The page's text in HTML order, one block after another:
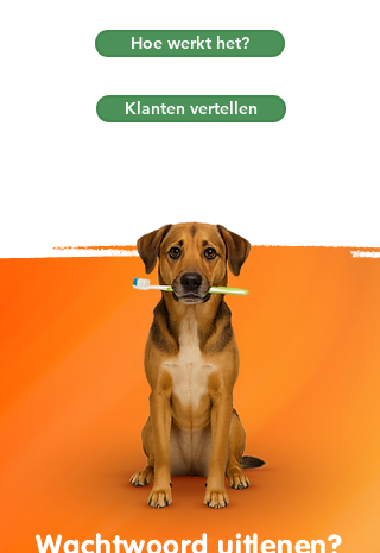
Hoe werkt het?
Klanten vertellen
Wachtwoord uitlenen?